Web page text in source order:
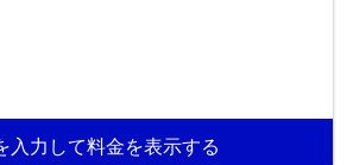
入力して料金を表示する